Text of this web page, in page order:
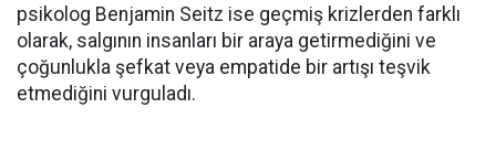
psikolog Benjamin Seitz ise geçmiş krizlerden farklı
olarak, salgının insanları bir araya getirmediğini ve
çoğunlukla şefkat veya empatide bir artışı teşvik
etmediğini vurguladı.